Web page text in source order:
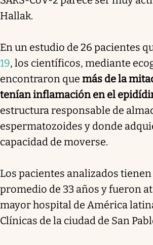
Hallak.
En un estudio de 26 pacientes
19, los científicos, mediante
encontraron que más de la
tenían inflamación en el
estructura responsable de
espermatozoides y donde
capacidad de moverse.
Los pacientes analizados
promedio de 33 años y fueron
mayor hospital de América
Clínicas de la ciudad de San